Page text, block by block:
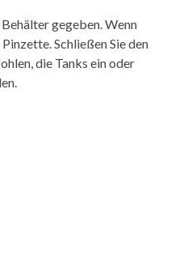
gegeben. Wenn
Schließen Sie den
die Tanks ein oder